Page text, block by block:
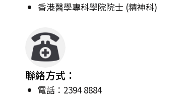
香港醫學專科學院院士 (精神科)
聯絡方式：
電話：2394 8884